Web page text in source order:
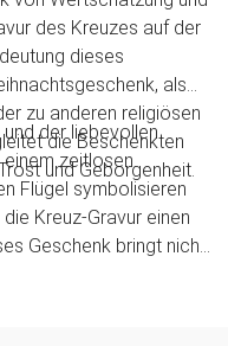
des Kreuzes auf der
dieses
als
zu anderen religiösen
die Beschenkten
und Geborgenheit.
der liebevollen
zeitlosen
Flügel symbolisieren
Kreuz-Gravur einen
Geschenk bringt nicht
sondern auch